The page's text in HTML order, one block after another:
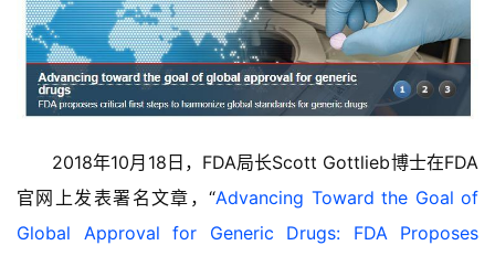
2018年10月18日，FDA局长Scott Gottlieb博士在FDA
官网上发表署名文章，“Advancing Toward the Goal of
Global Approval for Generic Drugs: FDA Proposes